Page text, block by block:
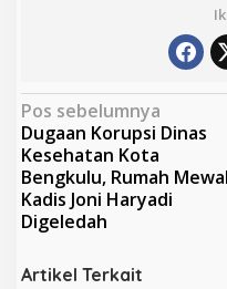
N
a
v
i
g
a
Pos sebelumnya
Dugaan Korupsi Dinas
Kesehatan Kota
Bengkulu, Rumah
Kadis Joni Haryadi
Digeledah
Artikel Terkait